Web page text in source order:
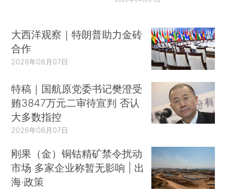
大西洋观察｜特朗普助力金砖
合作
2026年08月07日
特稿｜国航原党委书记樊澄受
贿3847万元二审待宣判 否认
大多数指控
2026年08月07日
刚果（金）铜钴精矿禁令扰动
市场 多家企业称暂无影响 | 出
海·政策